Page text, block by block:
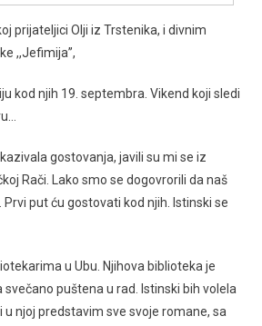
prijateljici Olji iz Trstenika, i divnim
,,Jefimija’’,
kod njih 19. septembra. Vikend koji sledi
gostovanja, javili su mi se iz
Rači. Lako smo se dogovrorili da naš
put ću gostovati kod njih. Istinski se
u Ubu. Njihova biblioteka je
puštena u rad. Istinski bih volela
u njoj predstavim sve svoje romane, sa